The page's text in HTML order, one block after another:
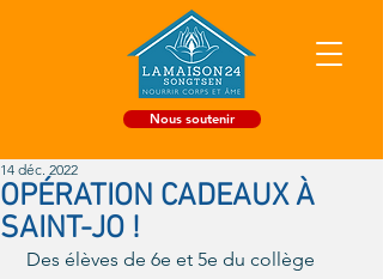
Nous soutenir
OPÉRATION CADEAUX À
SAINT-JO !
14 déc. 2022